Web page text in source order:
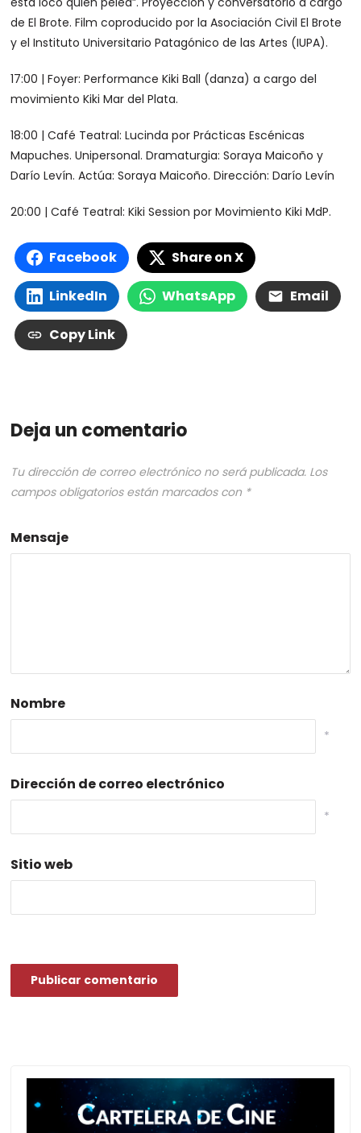
de El Brote. Film coproducido por la Asociación Civil El Brote
y el Instituto Universitario Patagónico de las Artes (IUPA).
17:00 | Foyer: Performance Kiki Ball (danza) a cargo del
movimiento Kiki Mar del Plata.
18:00 | Café Teatral: Lucinda por Prácticas Escénicas
Mapuches. Unipersonal. Dramaturgia: Soraya Maicoño y
Darío Levín. Actúa: Soraya Maicoño. Dirección: Darío Levín
20:00 | Café Teatral: Kiki Session por Movimiento Kiki MdP.
Facebook Share on X
LinkedIn WhatsApp Email
Copy Link
Deja un comentario
Tu dirección de correo electrónico no será publicada. Los
campos obligatorios están marcados con *
Mensaje
Nombre
*
Dirección de correo electrónico
*
Sitio web